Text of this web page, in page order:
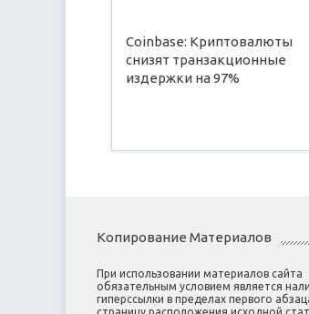
Coinbase: Криптовалюты
снизят транзакционные
издержки на 97%
Копирование Материалов
При использовании материалов сайта
обязательным условием является
гиперссылки в пределах первого
страницу расположения исходной